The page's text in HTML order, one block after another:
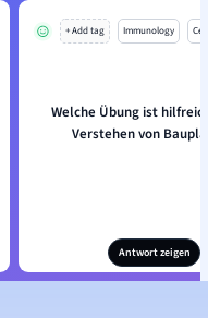
+ Add tag Immunology
Welche Übung ist
Verstehen von
Antwort zeigen